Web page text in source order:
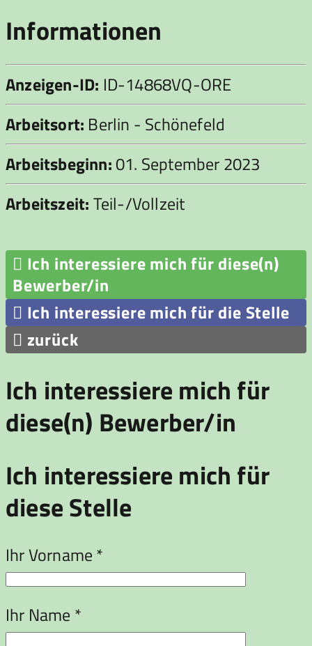
Informationen
Anzeigen-ID: ID-14868VQ-ORE
Arbeitsort: Berlin - Schönefeld
Arbeitsbeginn:01. September 2023
Arbeitszeit:Teil-/Vollzeit
 Ich interessiere mich für diese(n)
Bewerber/in
 Ich interessiere mich für die Stelle
 zurück
Ich interessiere mich für
diese(n) Bewerber/in
Ich interessiere mich für
diese Stelle
Ihr Vorname *
Ihr Name *